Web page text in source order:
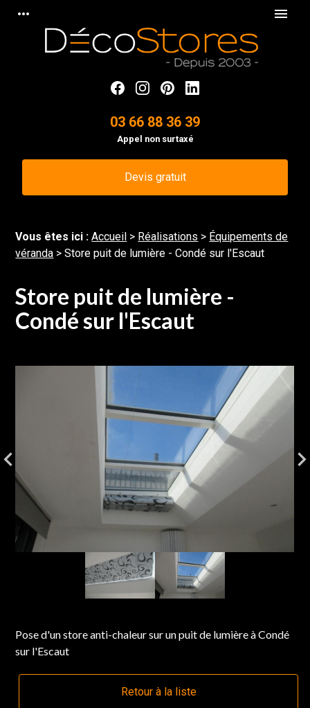
more_horiz menu
03 66 88 36 39
Appel non surtaxé
Devis gratuit
Vous êtes ici :Accueil > Réalisations > Équipements de
véranda >Store puit de lumière - Condé sur l'Escaut
Store puit de lumière -
Condé sur l'Escaut
Pose d'un store anti-chaleur sur un puit de lumière à Condé
sur l'Escaut
Retour à la liste